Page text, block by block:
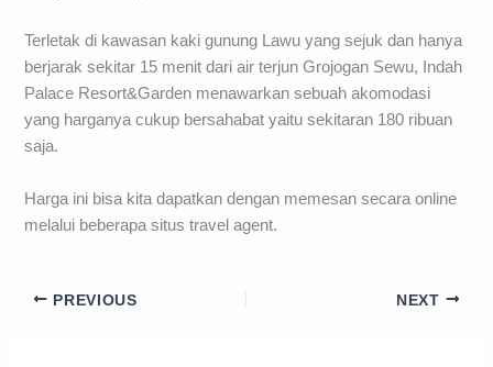
Terletak di kawasan kaki gunung Lawu yang sejuk dan hanya
berjarak sekitar 15 menit dari air terjun Grojogan Sewu, Indah
Palace Resort&Garden menawarkan sebuah akomodasi
yang harganya cukup bersahabat yaitu sekitaran 180 ribuan
saja.
Harga ini bisa kita dapatkan dengan memesan secara online
melalui beberapa situs travel agent.
PREVIOUS NEXT